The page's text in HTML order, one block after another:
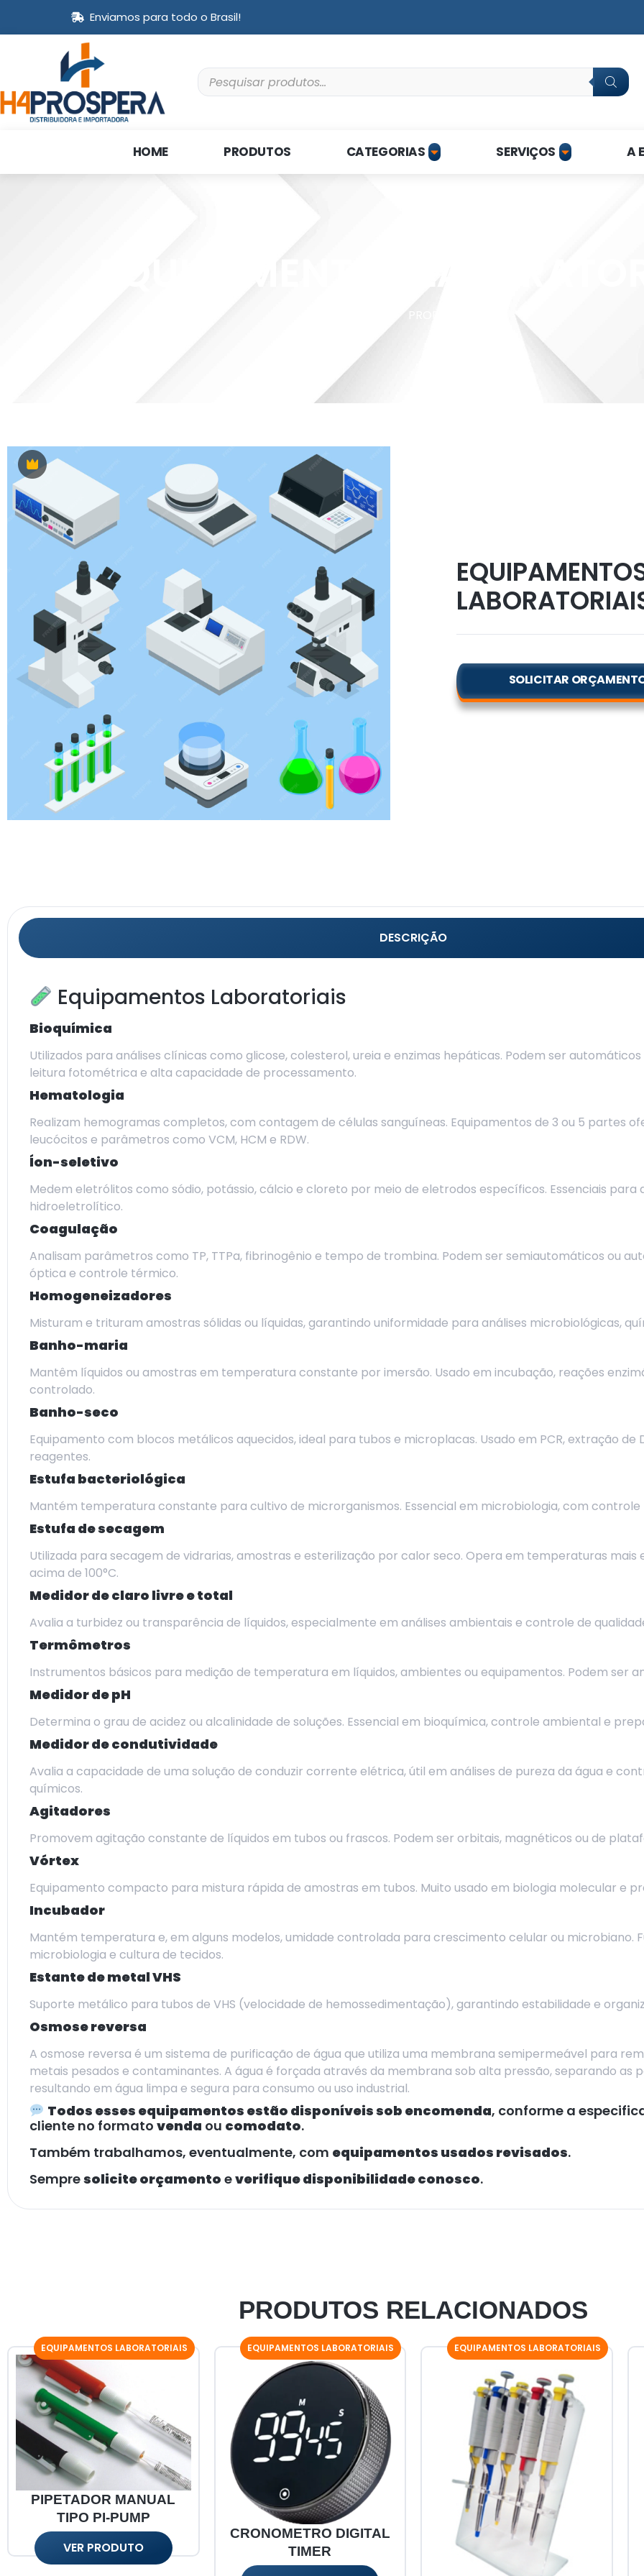
Enviamos para todo o Brasil!
HOME PRODUTOS CATEGORIAS SERVIÇOS A
SOLICITAR
DESCRIÇÃO
Equipamentos Laboratoriais
Bioquímica
Utilizados para análises clínicas como glicose, colesterol, ureia e enzimas hepáticas. Podem ser
leitura fotométrica e alta capacidade de processamento.
Hematologia
Realizam hemogramas completos, com contagem de células sanguíneas. Equipamentos de 3 ou 5 partes
leucócitos e parâmetros como VCM, HCM e RDW.
Íon-seletivo
Medem eletrólitos como sódio, potássio, cálcio e cloreto por meio de eletrodos específicos. Essenciais para
hidroeletrolítico.
Coagulação
Analisam parâmetros como TP, TTPa, fibrinogênio e tempo de trombina. Podem ser semiautomáticos ou
óptica e controle térmico.
Homogeneizadores
Misturam e trituram amostras sólidas ou líquidas, garantindo uniformidade para análises microbiológicas,
Banho-maria
Mantêm líquidos ou amostras em temperatura constante por imersão. Usado em incubação, reações
controlado.
Banho-seco
Equipamento com blocos metálicos aquecidos, ideal para tubos e microplacas. Usado em PCR, extração de
reagentes.
Estufa bacteriológica
Mantém temperatura constante para cultivo de microrganismos. Essencial em microbiologia, com controle
Estufa de secagem
Utilizada para secagem de vidrarias, amostras e esterilização por calor seco. Opera em temperaturas mais
acima de 100°C.
Medidor de claro livre e total
Avalia a turbidez ou transparência de líquidos, especialmente em análises ambientais e controle de
Termômetros
Instrumentos básicos para medição de temperatura em líquidos, ambientes ou equipamentos. Podem ser
Medidor de pH
Determina o grau de acidez ou alcalinidade de soluções. Essencial em bioquímica, controle ambiental e
Medidor de condutividade
Avalia a capacidade de uma solução de conduzir corrente elétrica, útil em análises de pureza da água e
químicos.
Agitadores
Promovem agitação constante de líquidos em tubos ou frascos. Podem ser orbitais, magnéticos ou de
Vórtex
Equipamento compacto para mistura rápida de amostras em tubos. Muito usado em biologia molecular e
Incubador
Mantém temperatura e, em alguns modelos, umidade controlada para crescimento celular ou microbiano.
microbiologia e cultura de tecidos.
Estante de metal VHS
Suporte metálico para tubos de VHS (velocidade de hemossedimentação), garantindo estabilidade e
Osmose reversa
A osmose reversa é um sistema de purificação de água que utiliza uma membrana semipermeável para
metais pesados e contaminantes. A água é forçada através da membrana sob alta pressão, separando as
resultando em água limpa e segura para consumo ou uso industrial.
Todos esses equipamentos estão disponíveis sob encomenda, conforme a
cliente no formato venda ou comodato.
Também trabalhamos, eventualmente, com equipamentos usados revisados.
Sempresolicite orçamento everifique disponibilidade conosco.
PRODUTOS RELACIONADOS
EQUIPAMENTOS LABORATORIAIS
PIPETADOR MANUAL
TIPO PI-PUMP
VER PRODUTO
EQUIPAMENTOS LABORATORIAIS
CRONOMETRO DIGITAL
TIMER
EQUIPAMENTOS LABORATORIAIS